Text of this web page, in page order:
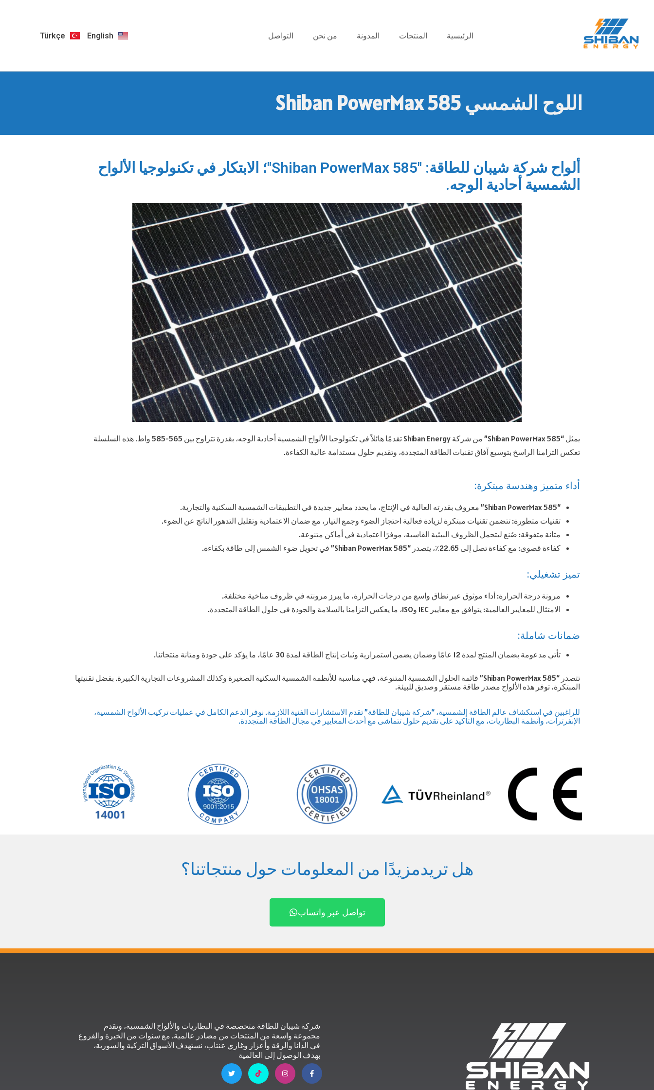
الرئيسية المنتجات المدونة من نحن التواصل English
Türkçe
اللوح الشمسي Shiban PowerMax 585
ألواح شركة شيبان للطاقة: "Shiban PowerMax 585"؛ الابتكار في تكنولوجيا الألواح
الشمسية أحادية الوجه.
يمثل “Shiban PowerMax 585” من شركة Shiban Energy تقدمًا هائلاً في تكنولوجيا الألواح الشمسية أحادية الوجه، بقدرة تتراوح بين 565-585 واط. هذه السلسلة
تعكس التزامنا الراسخ بتوسيع آفاق تقنيات الطاقة المتجددة، وتقديم حلول مستدامة عالية الكفاءة.
أداء متميز وهندسة مبتكرة:
“Shiban PowerMax 585” معروف بقدرته العالية في الإنتاج، ما يحدد معايير جديدة في التطبيقات الشمسية السكنية والتجارية.
تقنيات متطورة: تتضمن تقنيات مبتكرة لزيادة فعالية احتجاز الضوء وجمع التيار، مع ضمان الاعتمادية وتقليل التدهور الناتج عن الضوء.
متانة متفوقة: صُنع ليتحمل الظروف البيئية القاسية، موفرًا اعتمادية في أماكن متنوعة.
كفاءة قصوى: مع كفاءة تصل إلى 22.65٪، يتصدر “Shiban PowerMax 585” في تحويل ضوء الشمس إلى طاقة بكفاءة.
تميز تشغيلي:
مرونة درجة الحرارة: أداء موثوق عبر نطاق واسع من درجات الحرارة، ما يبرز مرونته في ظروف مناخية مختلفة.
الامتثال للمعايير العالمية: يتوافق مع معايير IEC وISO، ما يعكس التزامنا بالسلامة والجودة في حلول الطاقة المتجددة.
ضمانات شاملة:
تأتي مدعومة بضمان المنتج لمدة 12 عامًا وضمان يضمن استمرارية وثبات إنتاج الطاقة لمدة 30 عامًا، ما يؤكد على جودة ومتانة منتجاتنا.
تتصدر “Shiban PowerMax 585” قائمة الحلول الشمسية المتنوعة، فهي مناسبة للأنظمة الشمسية السكنية الصغيرة وكذلك المشروعات التجارية الكبيرة. بفضل تقنيتها
المبتكرة، توفر هذه الألواح مصدر طاقة مستقر وصديق للبيئة.
للراغبين في استكشاف عالم الطاقة الشمسية، “شركة شيبان للطاقة” تقدم الاستشارات الفنية اللازمة. نوفر الدعم الكامل في عمليات تركيب الألواح الشمسية،
الإنفرترات، وأنظمة البطاريات، مع التأكيد على تقديم حلول تتماشى مع أحدث المعايير في مجال الطاقة المتجددة.
هل تريدمزيدًا من المعلومات حول منتجاتنا؟
تواصل عبر واتساب
شركة شيبان للطاقة متخصصة في البطاريات والألواح الشمسية، وتقدم
مجموعة واسعة من المنتجات من مصادر عالمية. مع سنوات من الخبرة والفروع
في الدانا والرقة وأعزاز وغازي عنتاب، نستهدف الأسواق التركية والسورية،
بهدف الوصول إلى العالمية